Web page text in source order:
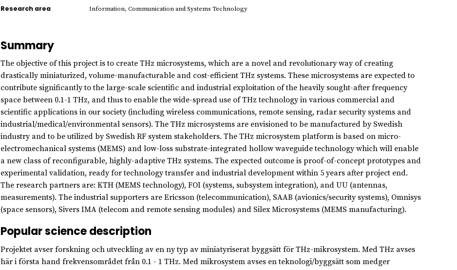
Research area Information, Communication and Systems Technology
Summary
The objective of this project is to create THz microsystems, which are a novel and revolutionary way of creating
drastically miniaturized, volume-manufacturable and cost-efficient THz systems. These microsystems are expected to
contribute significantly to the large-scale scientific and industrial exploitation of the heavily sought-after frequency
space between 0.1-1 THz, and thus to enable the wide-spread use of THz technology in various commercial and
scientific applications in our society (including wireless communications, remote sensing, radar security systems and
industrial/medical/environmental sensors). The THz microsystems are envisioned to be manufactured by Swedish
industry and to be utilized by Swedish RF system stakeholders. The THz microsystem platform is based on micro-
electromechanical systems (MEMS) and low-loss substrate-integrated hollow waveguide technology which will enable
a new class of reconfigurable, highly-adaptive THz systems. The expected outcome is proof-of-concept prototypes and
experimental validation, ready for technology transfer and industrial development within 5 years after project end.
The research partners are: KTH (MEMS technology), FOI (systems, subsystem integration), and UU (antennas,
measurements). The industrial supporters are Ericsson (telecommunication), SAAB (avionics/security systems), Omnisys
(space sensors), Sivers IMA (telecom and remote sensing modules) and Silex Microsystems (MEMS manufacturing).
Popular science description
Projektet avser forskning och utveckling av en ny typ av miniatyriserat byggsätt för THz-mikrosystem. Med THz avses
här i första hand frekvensområdet från 0.1 - 1 THz. Med mikrosystem avses en teknologi/byggsätt som medger